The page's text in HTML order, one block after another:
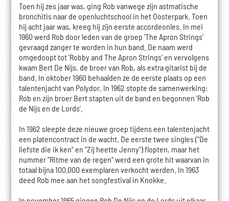
Toen hij zes jaar was, ging Rob vanwege zijn astmatische
bronchitis naar de openluchtschool in het Oosterpark. Toen
hij acht jaar was, kreeg hij zijn eerste accordeonles. In mei
1960 werd Rob door leden van de groep 'The Apron Strings'
gevraagd zanger te worden in hun band. De naam werd
omgedoopt tot 'Robby and The Apron Strings' en vervolgens
kwam Bert De Nijs, de broer van Rob, als extra gitarist bij de
band. In oktober 1960 behaalden ze de eerste plaats op een
talentenjacht van Polydor. In 1962 stopte de samenwerking:
Rob en zijn broer Bert stapten uit de band en begonnen 'Rob
de Nijs en de Lords'.
In 1962 sleepte deze nieuwe groep tijdens een talentenjacht
een platencontract in de wacht. De eerste twee singles ("De
liefste die ik ken" en "Zij heette Jenny") flopten, maar het
nummer "Ritme van de regen" werd een grote hit waarvan in
totaal bijna 100.000 exemplaren verkocht werden. In 1963
deed Rob mee aan het songfestival in Knokke.